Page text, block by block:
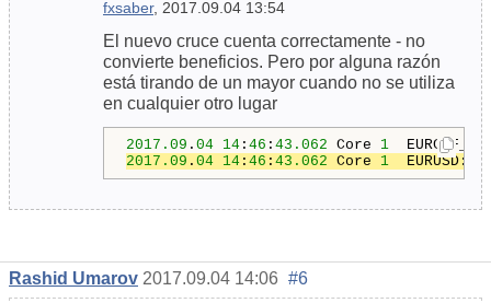
fxsaber, 2017.09.04 13:54
El nuevo cruce cuenta correctamente - no
convierte beneficios. Pero por alguna razón
está tirando de un mayor cuando no se utiliza
en cualquier otro lugar
2017.09 . 04 14 : 46 : 43.062 Core 1
2017.09 . 04 14 : 46 : 43.062 Core 1 EURUSD:
Rashid Umarov 2017.09.04 14:06 #6